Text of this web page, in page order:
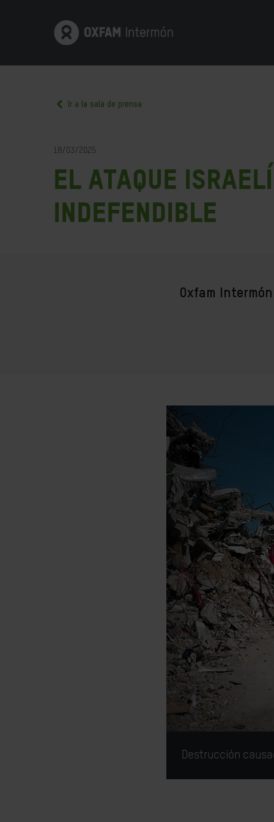
Ir a la sala de prensa
18/03/2025
El ataque
indefendible
Oxfam
Destrucción